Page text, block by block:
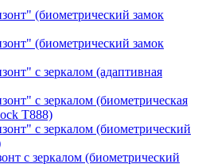
(биометрический замок
(биометрический замок
с зеркалом (адаптивная
с зеркалом (биометрическая
T888)
с зеркалом (биометрический
с зеркалом (биометрический